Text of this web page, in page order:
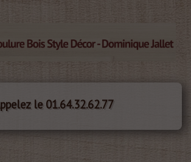
le 01.64.32.62.77